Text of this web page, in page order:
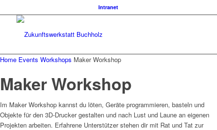
Intranet
Home Events Workshops Maker Workshop
Maker Workshop
Im Maker Workshop kannst du löten, Geräte programmieren, basteln und
Objekte für den 3D-Drucker gestalten und nach Lust und Laune an eigenen
Projekten arbeiten. Erfahrene Unterstützer stehen dir mit Rat und Tat zur